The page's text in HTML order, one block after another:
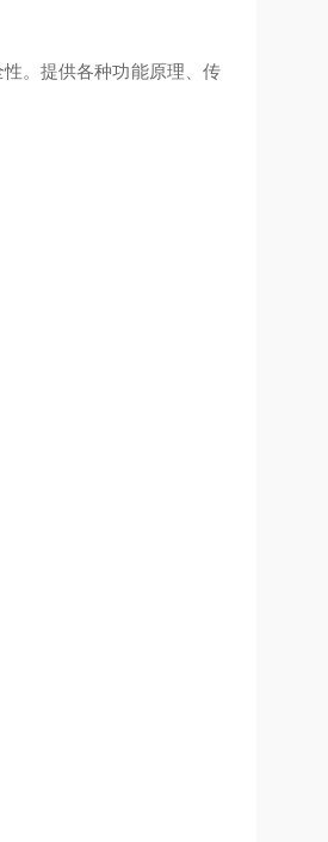
。提供各种功能原理、传